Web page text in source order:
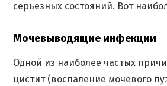
серьезных состояний. Вот
Мочевыводящие инфекции
Одной из наиболее частых
цистит (воспаление мочевого